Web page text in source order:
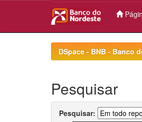
DSpace - BNB - Banco
Pesquisar
Pesquisar: